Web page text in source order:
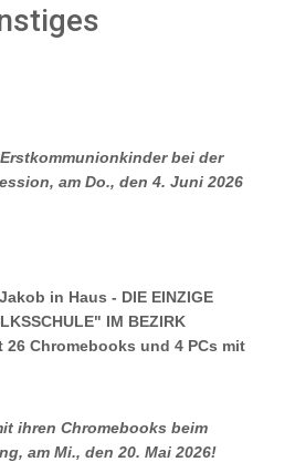
bei der
am Do., den 4. Juni 2026
in Haus - DIE EINZIGE
IM BEZIRK
26 Chromebooks und 4 PCs mit
ihren Chromebooks beim
am Mi., den 20. Mai 2026!